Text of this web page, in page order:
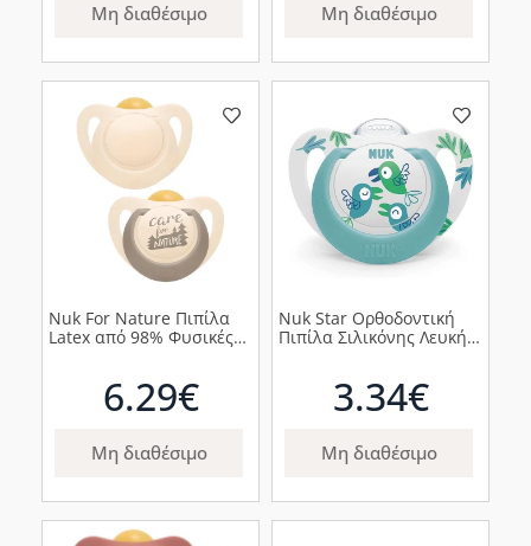
Μη διαθέσιμο Μη διαθέσιμο
Nuk For Nature Πιπίλα
Latex από 98% Φυσικές
6.29€
Μη διαθέσιμο
Nuk Star Ορθοδοντική
Πιπίλα Σιλικόνης Λευκή
3.34€
Μη διαθέσιμο